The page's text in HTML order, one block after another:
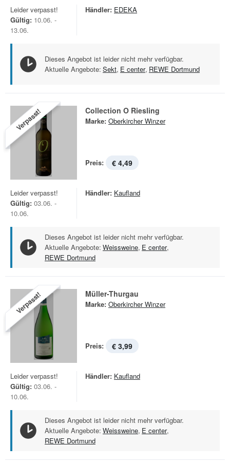
Leider verpasst!
Gültig: 10.06. -
13.06.
Händler: EDEKA
Dieses Angebot ist leider nicht mehr verfügbar.
Aktuelle Angebote: Sekt, E center, REWE Dortmund
Verpasst! Collection O Riesling
Marke: Oberkircher Winzer
Preis: € 4,49
Leider verpasst!
Gültig: 03.06. -
10.06.
Händler: Kaufland
Dieses Angebot ist leider nicht mehr verfügbar.
Aktuelle Angebote: Weissweine, E center,
REWE Dortmund
Verpasst! Müller-Thurgau
Marke: Oberkircher Winzer
Preis: € 3,99
Leider verpasst!
Gültig: 03.06. -
10.06.
Händler: Kaufland
Dieses Angebot ist leider nicht mehr verfügbar.
Aktuelle Angebote: Weissweine, E center,
REWE Dortmund